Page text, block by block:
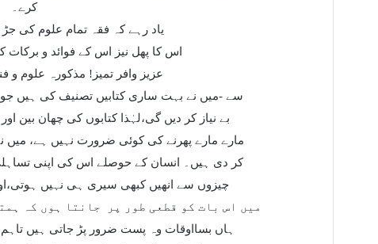
کرے۔
یاد رہے کہ فقہ تمام علوم کی
اس کا پھل نیز اس کے فوائد و برکات
عزیز وافر تمیز! مذکورہ علوم و
سے -میں نے بہت ساری کتابیں تصنیف کی ہیں
بے نیاز کر دیں گی،لہٰذا کتابوں کی چھان بین
مارے مارے پھرنے کی کوئی ضرورت نہیں ہے،
کر دی ہیں۔ انسان کے حوصلے اس کی اپنی
چیزوں سے انھیں کبھی سیری ہی نہیں
میں اس بات کو قطعی طور پر
جانتا ہوں کہ
ہاں بسااوقات وہ پست ضرور پڑ جاتی ہیں تاہم